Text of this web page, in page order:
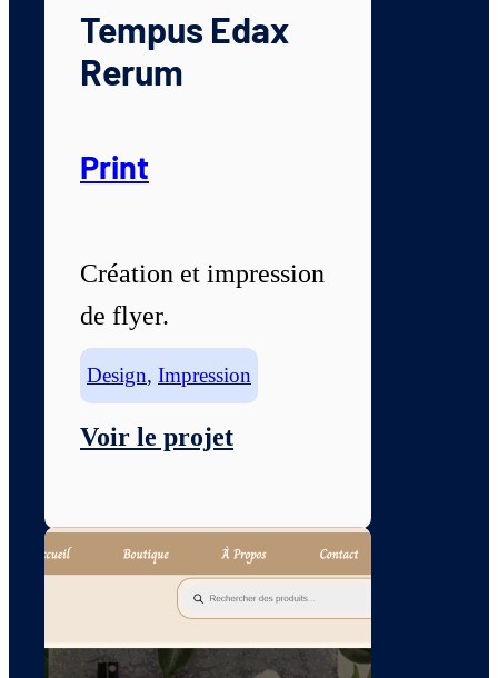
Tempus Edax
Rerum
Print
Création et impression
de flyer.
Design, Impression
Voir le projet